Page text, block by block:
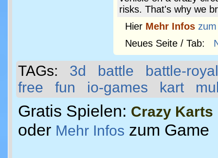
risks. That's why we
Hier Mehr Infos
Neues Seite / Tab:
TAGs: 3d battle
battle-
free
fun io-games kart
Gratis Spielen: Crazy Karts
oder Mehr Infos zum Game